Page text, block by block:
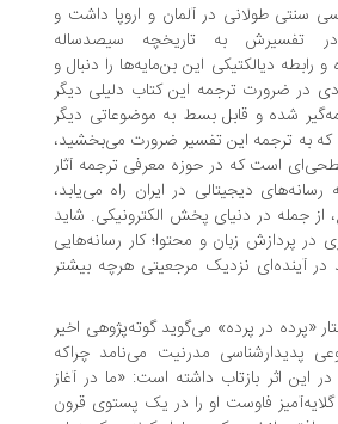
طولانی در آلمان و اروپا داشت و
به تاریخچه سیصدساله
این بن‌مایه‌ها را دنبال و
ترجمه این کتاب دلیلی دیگر
و قابل بسط به موضوعاتی دیگر
این تفسیر ضرورت می‌بخشید،
که در حوزه معرفی ترجمه آثار
دیجیتالی در ایران راه می‌یابد،
در دنیای پخش الکترونیکی. شاید
زبان و محتوا؛ کار رسانه‌هایی
نزدیک مرجعیتی هرچه بیشتر
در پرده» می‌گوید گوته‌پژوهی اخیر
مدرنیت می‌نامد چراکه
بازتاب داشته است: «ما در آغاز
فاوست او را در یک پستوی قرون